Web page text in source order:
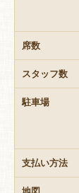
席数
スタッフ数
駐車場
支払い方法